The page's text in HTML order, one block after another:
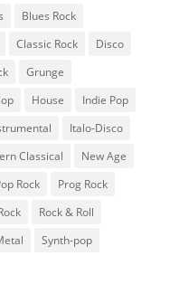
Blues Rock
Classic Rock
Disco
Grunge
House
Indie Pop
Italo-Disco
Classical
New Age
Rock
Prog Rock
Rock & Roll
Synth-pop